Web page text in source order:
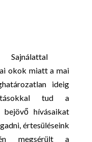
Sajnálattal
okok miatt a mai
ideig
tud a
bejövő hívásaikat
értesüléseink
megsérült a